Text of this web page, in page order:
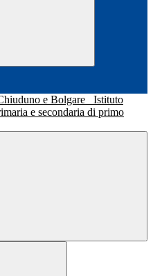
Istituto
e secondaria di primo